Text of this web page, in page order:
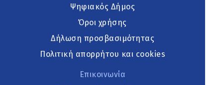
Ψηφιακός Δήμος
Όροι χρήσης
Δήλωση προσβασιμότητας
Πολιτική απορρήτου και cookies
Επικοινωνία